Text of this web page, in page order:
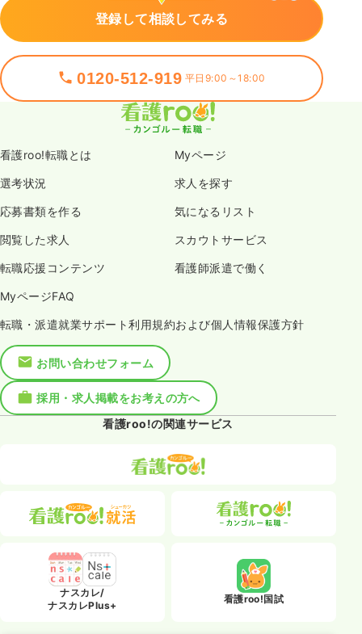
登録して相談してみる
0120-512-919 平日9:00～18:00
看護roo!転職とは Myページ
選考状況 求人を探す
応募書類を作る 気になるリスト
閲覧した求人 スカウトサービス
転職応援コンテンツ 看護師派遣で働く
MyページFAQ
転職・派遣就業サポート利用規約および個人情報保護方針
お問い合わせフォーム
採用・求人掲載をお考えの方へ
看護roo!の関連サービス
ナスカレ/
ナスカレPlus+
看護roo!国試